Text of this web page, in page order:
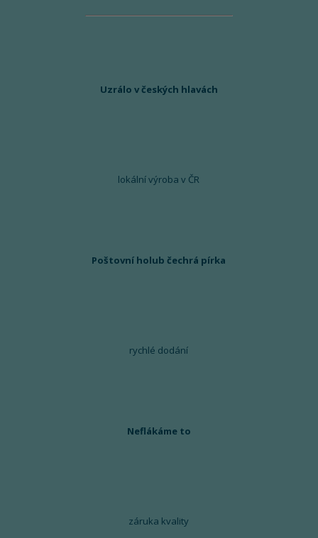
Uzrálo v českých hlavách
lokální výroba v ČR
Poštovní holub čechrá pírka
rychlé dodání
Neflákáme to
záruka kvality